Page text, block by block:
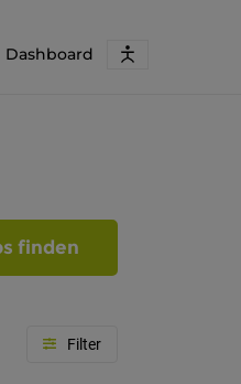
Dashboard
finden